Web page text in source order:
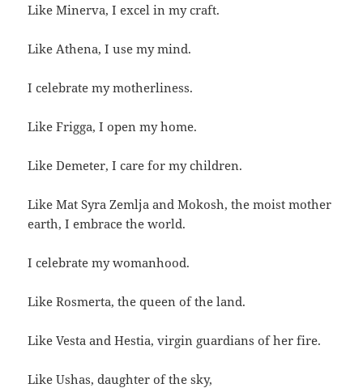
Like Minerva, I excel in my craft.
Like Athena, I use my mind.
I celebrate my motherliness.
Like Frigga, I open my home.
Like Demeter, I care for my children.
Like Mat Syra Zemlja and Mokosh, the moist mother
earth, I embrace the world.
I celebrate my womanhood.
Like Rosmerta, the queen of the land.
Like Vesta and Hestia, virgin guardians of her fire.
Like Ushas, daughter of the sky,